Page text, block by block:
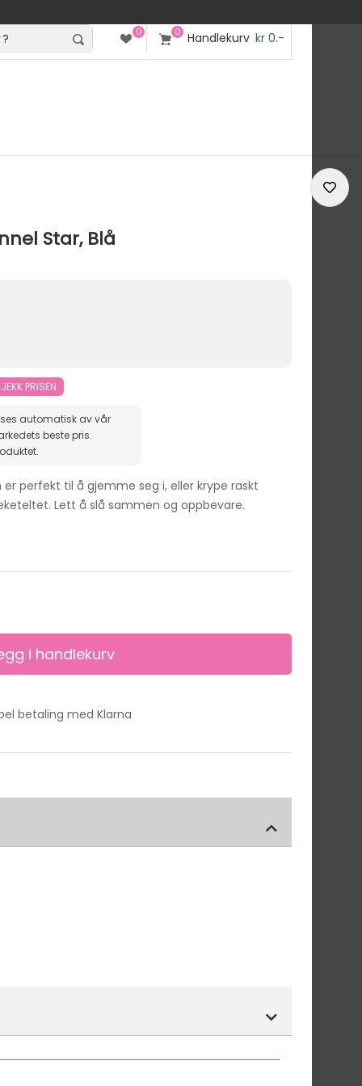
0 0 Handlekurv kr 0.-
Star, Blå
PRISEN
automatisk av vår
perfekt til å gjemme seg i, eller krype raskt
Lett å slå sammen og oppbevare.
betaling med Klarna